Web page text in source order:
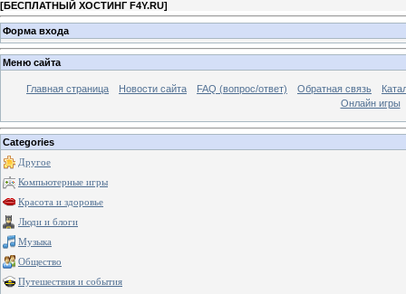
[БЕСПЛАТНЫЙ ХОСТИНГ F4Y.RU]
Форма входа
Меню сайта
Главная страница Новости сайта FAQ (вопрос/ответ) Обратная связь
Онлайн игры
Categories
Другое
Компьютерные игры
Красота и здоровье
Люди и блоги
Музыка
Общество
Путешествия и события